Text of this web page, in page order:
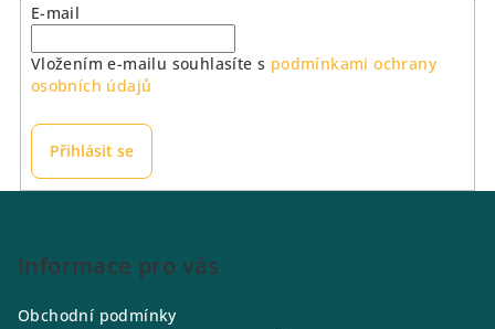
E-mail
Vložením e-mailu souhlasíte s podmínkami ochrany
osobních údajů
Přihlásit se
Informace pro vás
Obchodní podmínky